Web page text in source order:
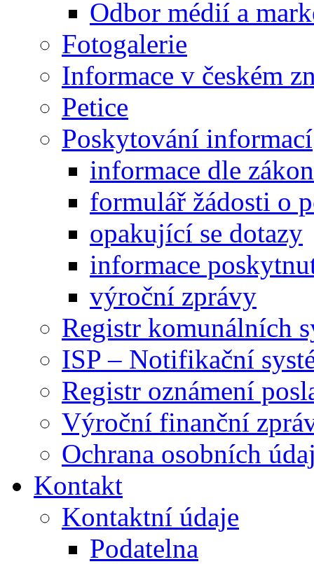
Odbor médií a
Fotogalerie
Informace v českém
Petice
Poskytování informací
informace dle
formulář žádosti o
opakující se dotazy
informace
výroční zprávy
Registr komunálních
ISP – Notifikační
Registr oznámení
Výroční finanční
Ochrana osobních
Kontakt
Kontaktní údaje
Podatelna